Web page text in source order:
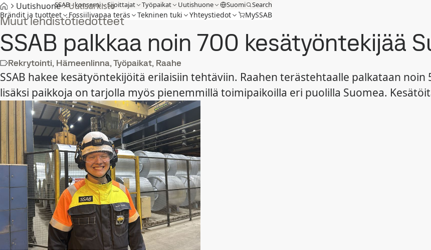
SSAB - konserni Sijoittajat Työpaikat Uutishuone Suomi Search
Brändit ja tuotteet Fossiilivapaa teräs Tekninen tuki Yhteystiedot MySSAB
Uutishuone Uutisarkisto
Muut lehdistötiedotteet
SSAB palkkaa noin 700 kesätyöntekijää
Rekrytointi, Hämeenlinna, Työpaikat, Raahe
SSAB hakee kesätyöntekijöitä erilaisiin tehtäviin. Raahen terästehtaalle palkataan
lisäksi paikkoja on tarjolla myös pienemmillä toimipaikoilla eri puolilla Suomea.